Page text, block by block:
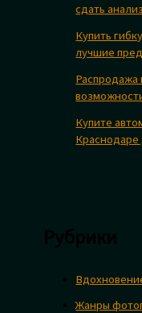
сдать
Купить
лучшие
Распродажа
Купите
Краснодаре
Жанры